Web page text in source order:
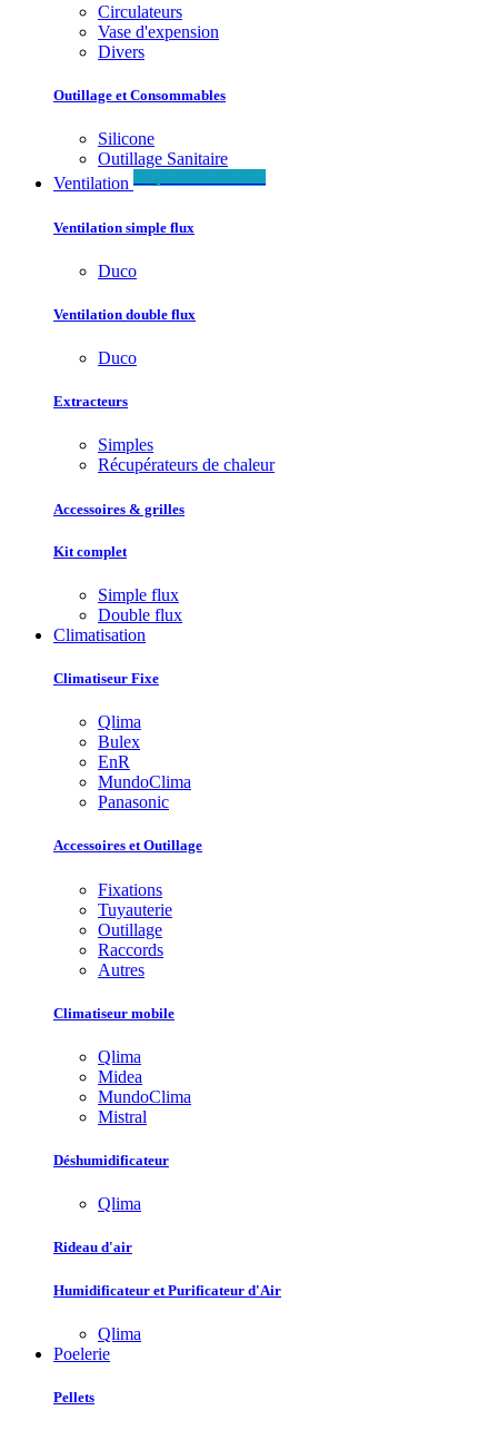
Circulateurs
Vase d'expension
Divers
Outillage et Consommables
Silicone
Outillage Sanitaire
Ventilation
Ventilation simple flux
Duco
Ventilation double flux
Duco
Extracteurs
Simples
Récupérateurs de chaleur
Accessoires & grilles
Kit complet
Simple flux
Double flux
Climatisation
Climatiseur Fixe
Qlima
Bulex
EnR
MundoClima
Panasonic
Accessoires et Outillage
Fixations
Tuyauterie
Outillage
Raccords
Autres
Climatiseur mobile
Qlima
Midea
MundoClima
Mistral
Déshumidificateur
Qlima
Rideau d'air
Humidificateur et Purificateur d'Air
Qlima
Poelerie
Pellets